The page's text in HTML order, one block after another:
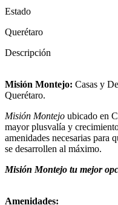
Estado
Querétaro
Descripción
Misión Montejo: Casas y
Querétaro.
Misión Montejo ubicado en
mayor plusvalía y
amenidades necesarias para
se desarrollen al máximo.
Misión Montejo tu mejor
Amenidades: